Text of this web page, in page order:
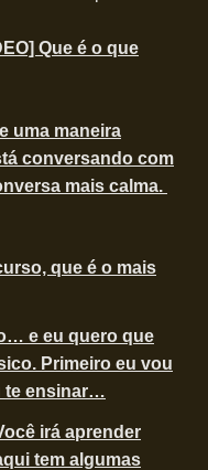
Que é o que
uma maneira
conversando com
mais calma.
que é o mais
e eu quero que
Primeiro eu vou
te ensinar…
irá aprender
tem algumas